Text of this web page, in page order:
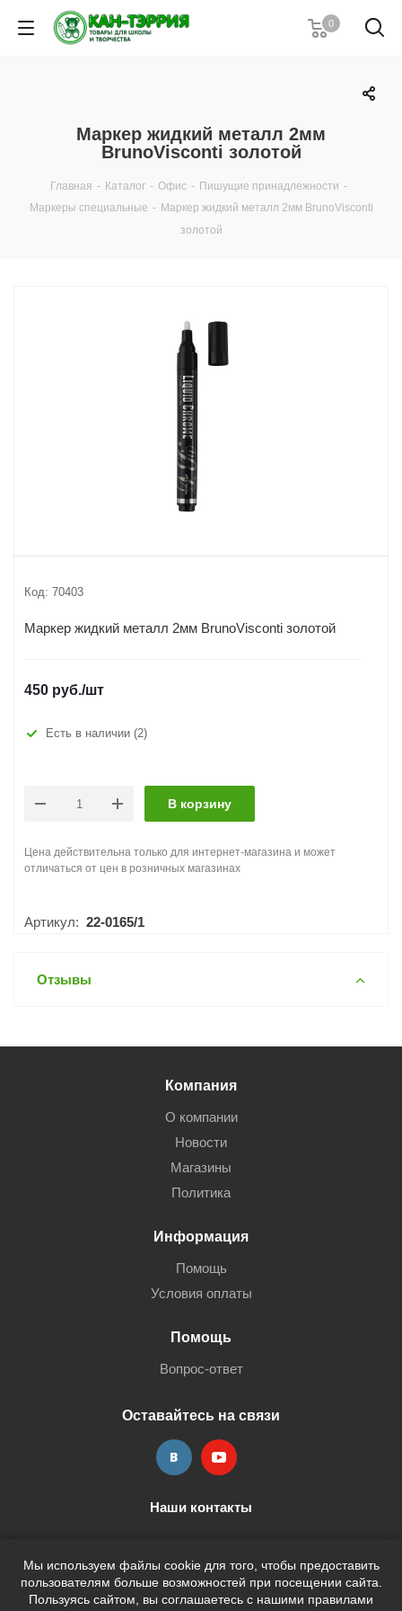
0
Маркер жидкий металл 2мм
BrunoVisconti золотой
Главная - Каталог - Офис - Пишущие принадлежности -
Маркеры специальные - Маркер жидкий металл 2мм BrunoVisconti
золотой
Код: 70403
Маркер жидкий металл 2мм BrunoVisconti золотой
450 руб./шт
Есть в наличии (2)
В корзину
Цена действительна только для интернет-магазина и может
отличаться от цен в розничных магазинах
Артикул: 22-0165/1
Отзывы
Мы используем файлы cookie для того, чтобы предоставить
пользователям больше возможностей при посещении сайта.
Пользуясь сайтом, вы соглашаетесь с нашими правилами
Компания
О компании
Новости
Магазины
Политика
Информация
Помощь
Условия оплаты
Помощь
Вопрос-ответ
Оставайтесь на связи
Наши контакты